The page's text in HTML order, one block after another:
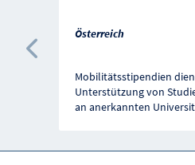
Österreich
Mobilitätsstipendien
Unterstützung von
an anerkannten
Vorherige